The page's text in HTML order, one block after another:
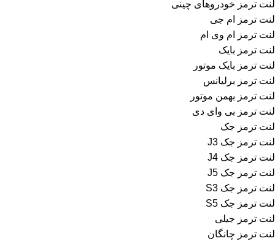
لنت ترمز خودروهای چینی
لنت ترمز ام جی
لنت ترمز ام وی ام
لنت ترمز بایک
لنت ترمز بایک موتور
لنت ترمز برلیانس
لنت ترمز بهمن موتور
لنت ترمز بی وای دی
لنت ترمز جک
لنت ترمز جک J3
لنت ترمز جک J4
لنت ترمز جک J5
لنت ترمز جک S3
لنت ترمز جک S5
لنت ترمز جیلی
لنت ترمز چانگان